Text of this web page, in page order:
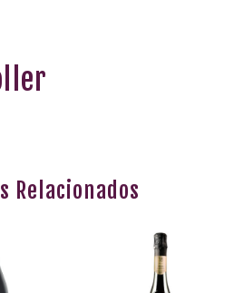
Relacionados